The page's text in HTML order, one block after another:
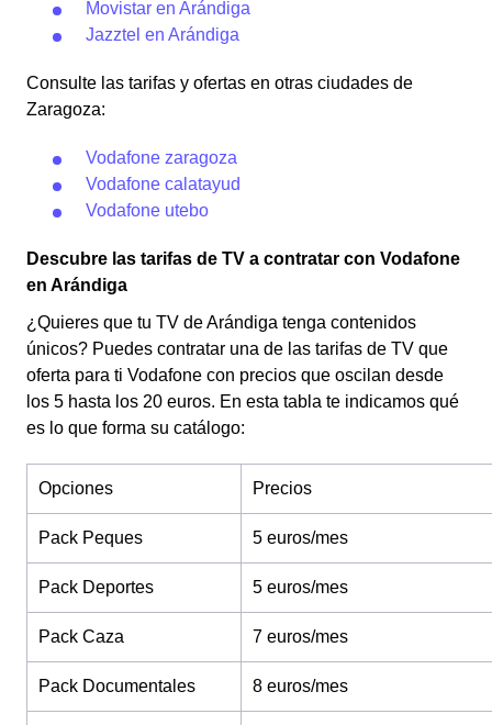
Movistar en Arándiga
Jazztel en Arándiga
Consulte las tarifas y ofertas en otras ciudades de
Zaragoza:
Vodafone zaragoza
Vodafone calatayud
Vodafone utebo
Descubre las tarifas de TV a contratar con Vodafone
en Arándiga
¿Quieres que tu TV de Arándiga tenga contenidos
únicos? Puedes contratar una de las tarifas de TV que
oferta para ti Vodafone con precios que oscilan desde
los 5 hasta los 20 euros. En esta tabla te indicamos qué
es lo que forma su catálogo:
Opciones Precios
Pack Peques 5 euros/mes
Pack Deportes 5 euros/mes
Pack Caza 7 euros/mes
Pack Documentales 8 euros/mes